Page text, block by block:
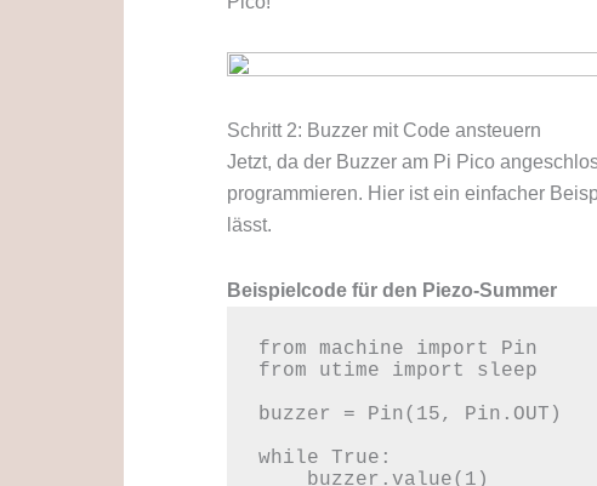
Schritt 2: Buzzer mit Code ansteuern
Jetzt, da der Buzzer am Pi Pico
programmieren. Hier ist ein einfacher
lässt.
Beispielcode für den Piezo-Summer
from machine import Pin
from utime import sleep
buzzer = Pin(15, Pin.OUT)
while True: